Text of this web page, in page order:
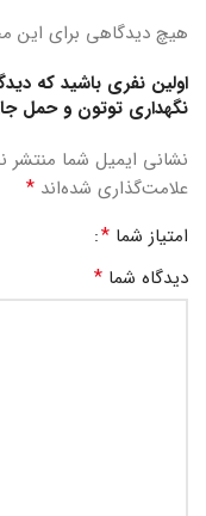
هیچ دیدگاهی برای
اولین نفری باشید که
نگهداری توتون و حمل
نشانی ایمیل شما منتشر
علامت‌گذاری شده‌اند *
امتیاز شما *
دیدگاه شما *